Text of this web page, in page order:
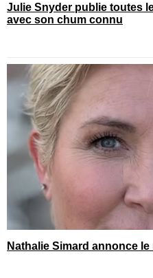
Julie Snyder publie toutes
avec son chum connu
Nathalie Simard annonce